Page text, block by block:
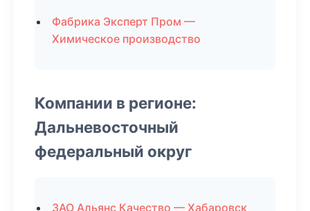
Фабрика Эксперт Пром —
Химическое производство
Компании в регионе:
Дальневосточный
федеральный округ
ЗАО Альянс Качество — Хабаровск